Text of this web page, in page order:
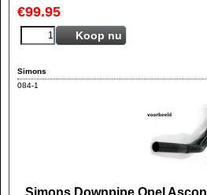
€99.95
Koop nu
Simons
084-1
Simons Downpipe Opel